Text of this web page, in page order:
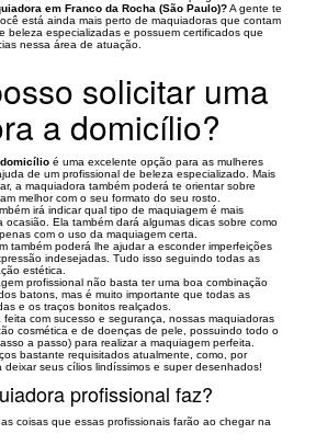
em Franco da Rocha (São Paulo)?A gente te
está ainda mais perto de maquiadoras que contam
beleza especializadas e possuem certificados que
nessa área de atuação.
solicitar uma
a domicílio?
é uma excelente opção para as mulheres
de um profissional de beleza especializado. Mais
a maquiadora também poderá te orientar sobre
melhor com o seu formato do seu rosto.
irá indicar qual tipo de maquiagem é mais
Ela também dará algumas dicas sobre como
com o uso da maquiagem certa.
também poderá lhe ajudar a esconder imperfeições
indesejadas. Tudo isso seguindo todas as
estética.
profissional não basta ter uma boa combinação
batons, mas é muito importante que todas as
e os traços bonitos realçados.
com sucesso e segurança, nossas maquiadoras
cosmética e de doenças de pele, possuindo todo o
a passo) para realizar a maquiagem perfeita.
bastante requisitados atualmente, como, por
deixar seus cílios lindíssimos e super desenhados!
profissional faz?
coisas que essas profissionais farão ao chegar na